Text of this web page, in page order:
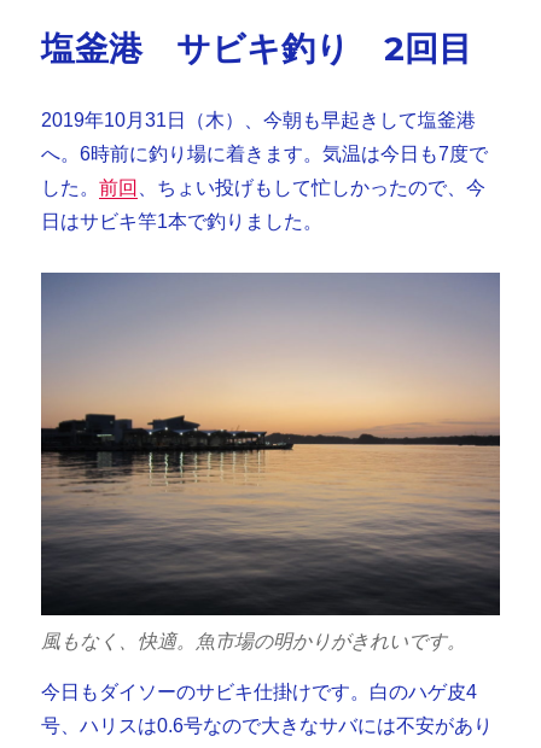
塩釜港 サビキ釣り 2回目
2019年10月31日（木）、今朝も早起きして塩釜港
へ。6時前に釣り場に着きます。気温は今日も7度で
した。前回
、ちょい投げもして忙しかったので、今
日はサビキ竿1本で釣りました。
風もなく、快適。魚市場の明かりがきれいです。
今日もダイソーのサビキ仕掛けです。白のハゲ皮4
号、ハリスは0.6号なので大きなサバには不安があり